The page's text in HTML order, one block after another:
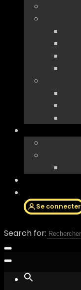
Se connecter
Search for: